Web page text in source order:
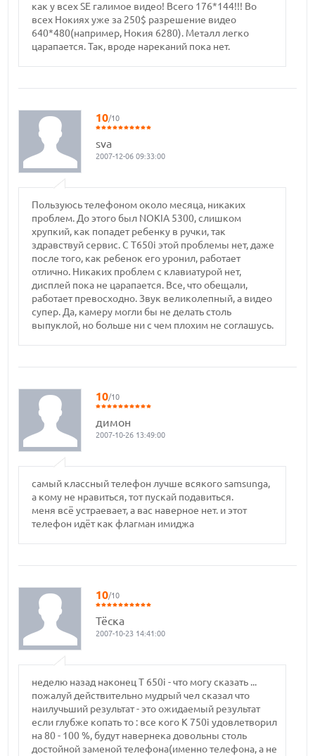
как у всех SE галимое видео! Всего 176*144!!! Во
всех Нокиях уже за 250$ разрешение видео
640*480(например, Нокия 6280). Металл легко
царапается. Так, вроде нареканий пока нет.
10/10
sva
2007-12-06 09:33:00
Пользуюсь телефоном около месяца, никаких
проблем. До этого был NOKIA 5300, слишком
хрупкий, как попадет ребенку в ручки, так
здравствуй сервис. С Т650i этой проблемы нет, даже
после того, как ребенок его уронил, работает
отлично. Никаких проблем с клавиатурой нет,
дисплей пока не царапается. Все, что обещали,
работает превосходно. Звук великолепный, а видео
супер. Да, камеру могли бы не делать столь
выпуклой, но больше ни с чем плохим не соглашусь.
10/10
димон
2007-10-26 13:49:00
самый классный телефон лучше всякого samsunga,
а кому не нравиться, тот пускай подавиться.
меня всё устраевает, а вас наверное нет. и этот
телефон идёт как флагман имиджа
10/10
Тёска
2007-10-23 14:41:00
неделю назад наконец Т 650і - что могу сказать ...
пожалуй действительно мудрый чел сказал что
наилучьший результат - это ожидаемый результат
если глубже копать то : все кого К 750і удовлетворил
на 80 - 100 %, будут навернека довольны столь
достойной заменой телефона(именно телефона, а не